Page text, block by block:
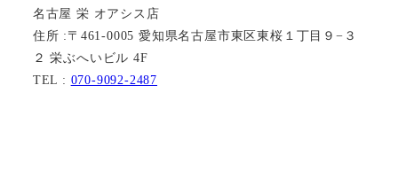
名古屋 栄 オアシス店
住所 :〒461-0005 愛知県名古屋市東区東桜１丁目９−３
２ 栄ぶへいビル 4F
TEL : 070-9092-2487